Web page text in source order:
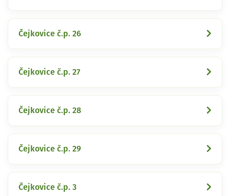
Čejkovice č.p. 26
Čejkovice č.p. 27
Čejkovice č.p. 28
Čejkovice č.p. 29
Čejkovice č.p. 3